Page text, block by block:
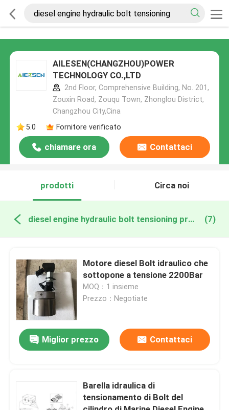
AILESEN(CHANGZHOU)POWER
TECHNOLOGY CO.,LTD
2nd Floor, Comprehensive Building, No. 201,
Zouxin Road, Zouqu Town, Zhonglou District,
Changzhou City,Cina
5.0
Fornitore verificato
chiamare ora Contattaci
prodotti Circa noi
diesel engine hydraulic bolt tensioning produzione online (7)
Motore diesel Bolt idraulico che
sottopone a tensione 2200Bar
MOQ：1 insieme
Prezzo：Negotiate
Miglior prezzo Contattaci
Barella idraulica di
tensionamento di Bolt del